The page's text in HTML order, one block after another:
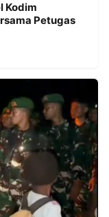
Kodim
Petugas